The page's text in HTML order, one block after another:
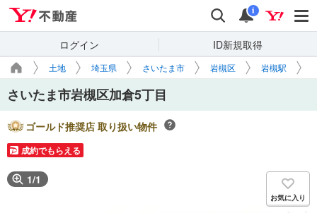
検索 通知
i
ログイン ID新規取得
土地 埼玉県 さいたま市 岩槻区 岩槻駅
さいたま市岩槻区加倉5丁目
ゴールド推奨店 取り扱い物件
成約でもらえる
1/1
お気に入り